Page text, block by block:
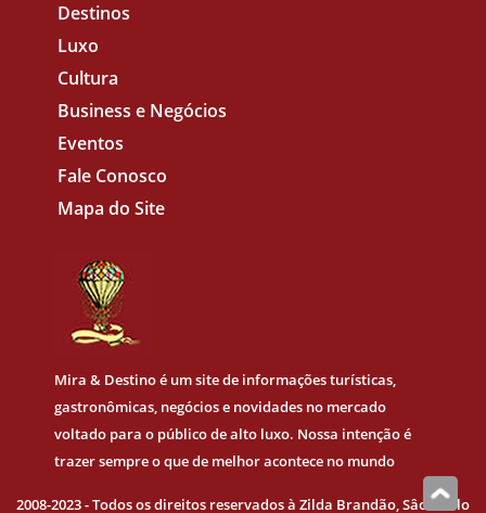
Destinos
Luxo
Cultura
Business e Negócios
Eventos
Fale Conosco
Mapa do Site
Mira & Destinoé um site de informações turísticas,
gastronômicas, negócios e novidades no mercado
voltado para o público de alto luxo. Nossa intenção é
trazer sempre o que de melhor acontece no mundo
2008-2023 - Todos os direitos reservados à Zilda Brandão, Sâo Paulo